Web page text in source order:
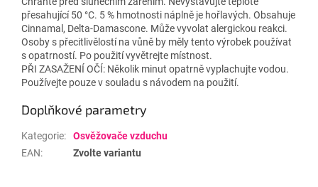
přesahující 50 °C. 5 % hmotnosti náplně je hořlavých. Obsahuje
Cinnamal, Delta-Damascone. Může vyvolat alergickou reakci.
Osoby s přecitlivělostí na vůně by měly tento výrobek používat
s opatrností. Po použití vyvětrejte místnost.
PŘI ZASAŽENÍ OČÍ: Několik minut opatrně vyplachujte vodou.
Používejte pouze v souladu s návodem na použití.
Doplňkové parametry
Kategorie:
Osvěžovače vzduchu
EAN: Zvolte variantu